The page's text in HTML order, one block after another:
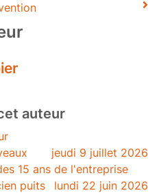
auteur
jeudi 9 juillet 2026
15 ans de l'entreprise
lundi 22 juin 2026
puits